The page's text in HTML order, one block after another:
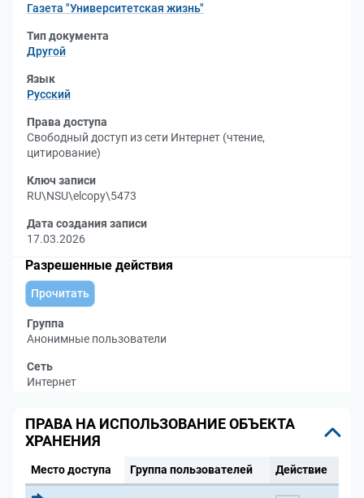
Газета "Университетская жизнь"
Тип документа
Другой
Язык
Русский
Права доступа
Свободный доступ из сети Интернет (чтение,
цитирование)
Ключ записи
RU\NSU\elcopy\5473
Дата создания записи
17.03.2026
Разрешенные действия
Прочитать
Группа
Анонимные пользователи
Сеть
Интернет
ПРАВА НА ИСПОЛЬЗОВАНИЕ ОБЪЕКТА
ХРАНЕНИЯ
Место доступа Группа пользователей Действие